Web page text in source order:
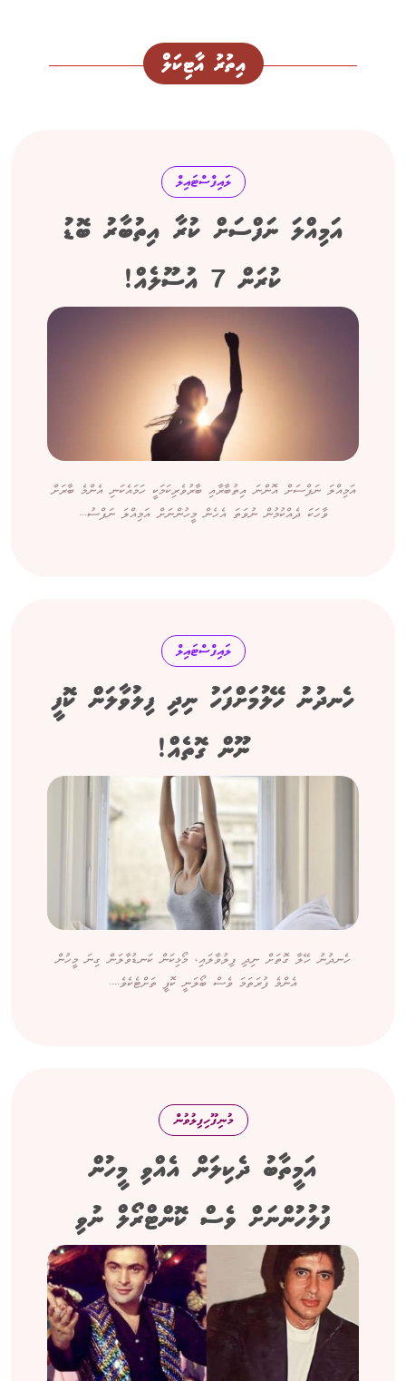
އިތުރު އާޓިކަލް
ލައިފްސްޓައިލް
އަމިއްލަ ނަފްސަށް ކުރާ އިތުބާރު ބޮޑު
ކުރަން 7 އުސޫލެއް!
އަމިއްލަ ނަފްސަށް އޮންނަ އިތުބާރާއި ބާރުވެރިކަމަކީ ހަމައެކަނި އެންމެ ބާރަށް
ވާހަކަ ދެއްކުމުން ނުވަތަ އެހެން މީހުންނަށް އަމިއްލަ ނަފްސު...
ލައިފްސްޓައިލް
ހެނދުނު ހޭލުމަށްފަހު ނިދި ފިލުވާލަން ކޮފީ
ނޫން ގޮތެއް!
ހެނދުނު ހޭލާ ގޮތަށް ނިދި ފިލުވާލައި، މޯޅިކަން ކަނޑުވާލަން ގިނަ މީހުން
އެންމެ ފުރަތަމަ ވެސް ބޯލަނީ ކޮފީ ތަށްޓެކެވެ....
މުނިފޫހިފިލުވުން
އަމީތާބު ދެކިލަން އެއްވި މީހުން
ފުލުހުންނަށް ވެސް ކޮންޓްރޯލް ނުވި